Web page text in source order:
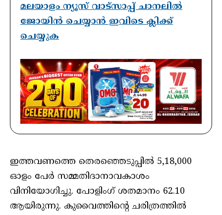
മലയാളം ന്യൂസ് വാട്സാപ്പ് ചാനലിൽ
ജോയിൻ ചെയ്യാൻ ഇവിടെ ക്ലിക്ക്
ചെയ്യുക
ഇത്തവണത്തെ തെരഞ്ഞെടുപ്പിൽ 5,18,000
ഓളം പേർ സമ്മതിദാനാവകാശം
വിനിയോഗിച്ചു. പോളിംഗ് ശതമാനം 62.10
ആയിരുന്നു. കുവൈത്തിന്റെ ചരിത്രത്തിൽ